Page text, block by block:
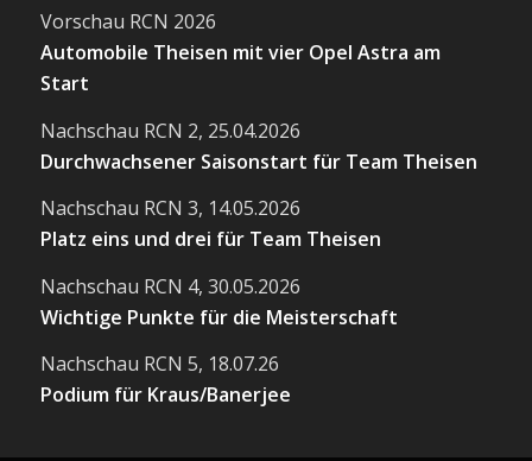
Vorschau RCN 2026
Automobile Theisen mit vier Opel Astra am
Start
Nachschau RCN 2, 25.04.2026
Durchwachsener Saisonstart für Team Theisen
Nachschau RCN 3, 14.05.2026
Platz eins und drei für Team Theisen
Nachschau RCN 4, 30.05.2026
Wichtige Punkte für die Meisterschaft
Nachschau RCN 5, 18.07.26
Podium für Kraus/Banerjee